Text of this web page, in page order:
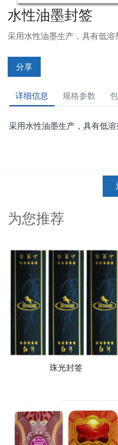
水性油墨封签
采用水性油墨生产，具有低
分享
详细信息 规格参数
采用水性油墨生产，具有低
为您推荐
珠光封签